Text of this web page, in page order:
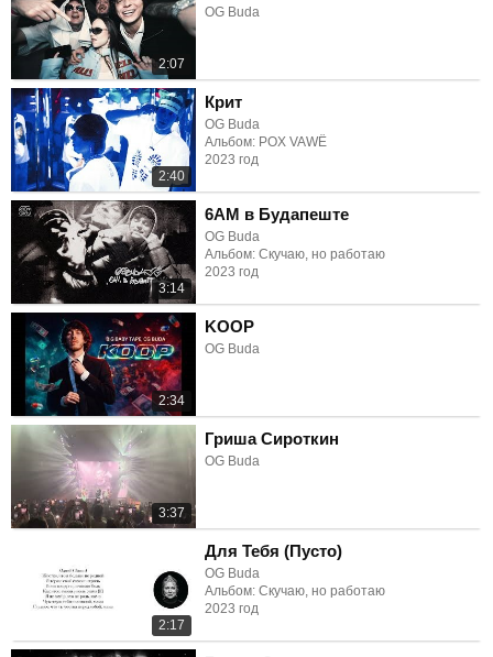
2:07
OG Buda
2:40
Крит
OG Buda
Альбом: POX VAWË
2023 год
3:14
6AM в Будапеште
OG Buda
Альбом: Скучаю, но работаю
2023 год
2:34
KOOP
OG Buda
3:37
Гриша Сироткин
OG Buda
2:17
Для Тебя (Пусто)
OG Buda
Альбом: Скучаю, но работаю
2023 год